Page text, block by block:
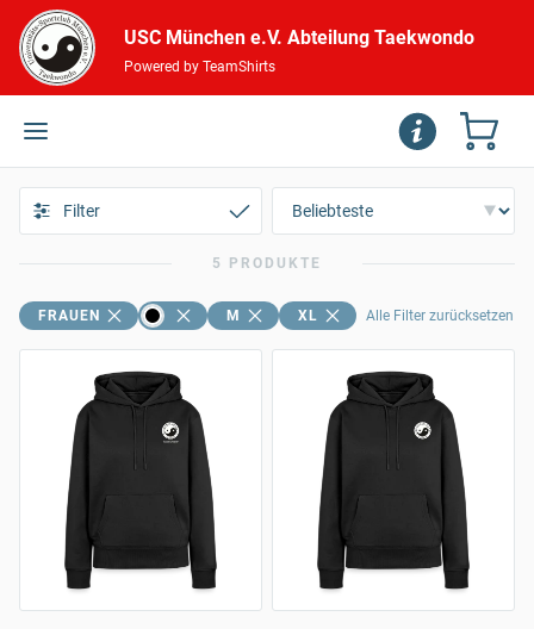
USC München e.V. Abteilung Taekwondo
Powered by TeamShirts
Filter
5 PRODUKTE
FRAUEN M XL Alle Filter zurücksetzen